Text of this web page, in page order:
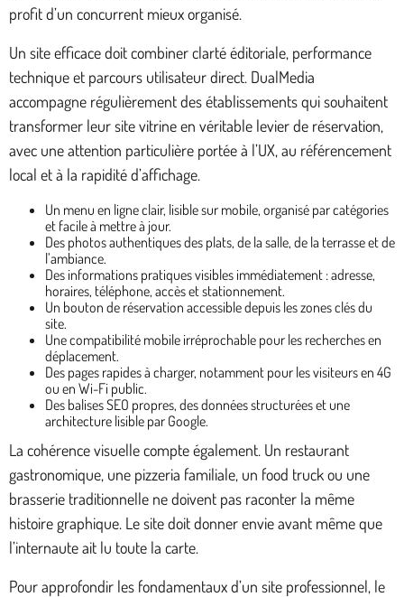
profit d’un concurrent mieux organisé.
Un site efficace doit combiner clarté éditoriale, performance
technique et parcours utilisateur direct. DualMedia
accompagne régulièrement des établissements qui souhaitent
transformer leur site vitrine en véritable levier de réservation,
avec une attention particulière portée à l’UX, au référencement
local et à la rapidité d’affichage.
Un menu en ligne clair, lisible sur mobile, organisé par catégories
et facile à mettre à jour.
Des photos authentiques des plats, de la salle, de la terrasse et de
l’ambiance.
Des informations pratiques visibles immédiatement : adresse,
horaires, téléphone, accès et stationnement.
Un bouton de réservation accessible depuis les zones clés du
site.
Une compatibilité mobile irréprochable pour les recherches en
déplacement.
Des pages rapides à charger, notamment pour les visiteurs en 4G
ou en Wi-Fi public.
Des balises SEO propres, des données structurées et une
architecture lisible par Google.
La cohérence visuelle compte également. Un restaurant
gastronomique, une pizzeria familiale, un food truck ou une
brasserie traditionnelle ne doivent pas raconter la même
histoire graphique. Le site doit donner envie avant même que
l’internaute ait lu toute la carte.
Pour approfondir les fondamentaux d’un site professionnel, le